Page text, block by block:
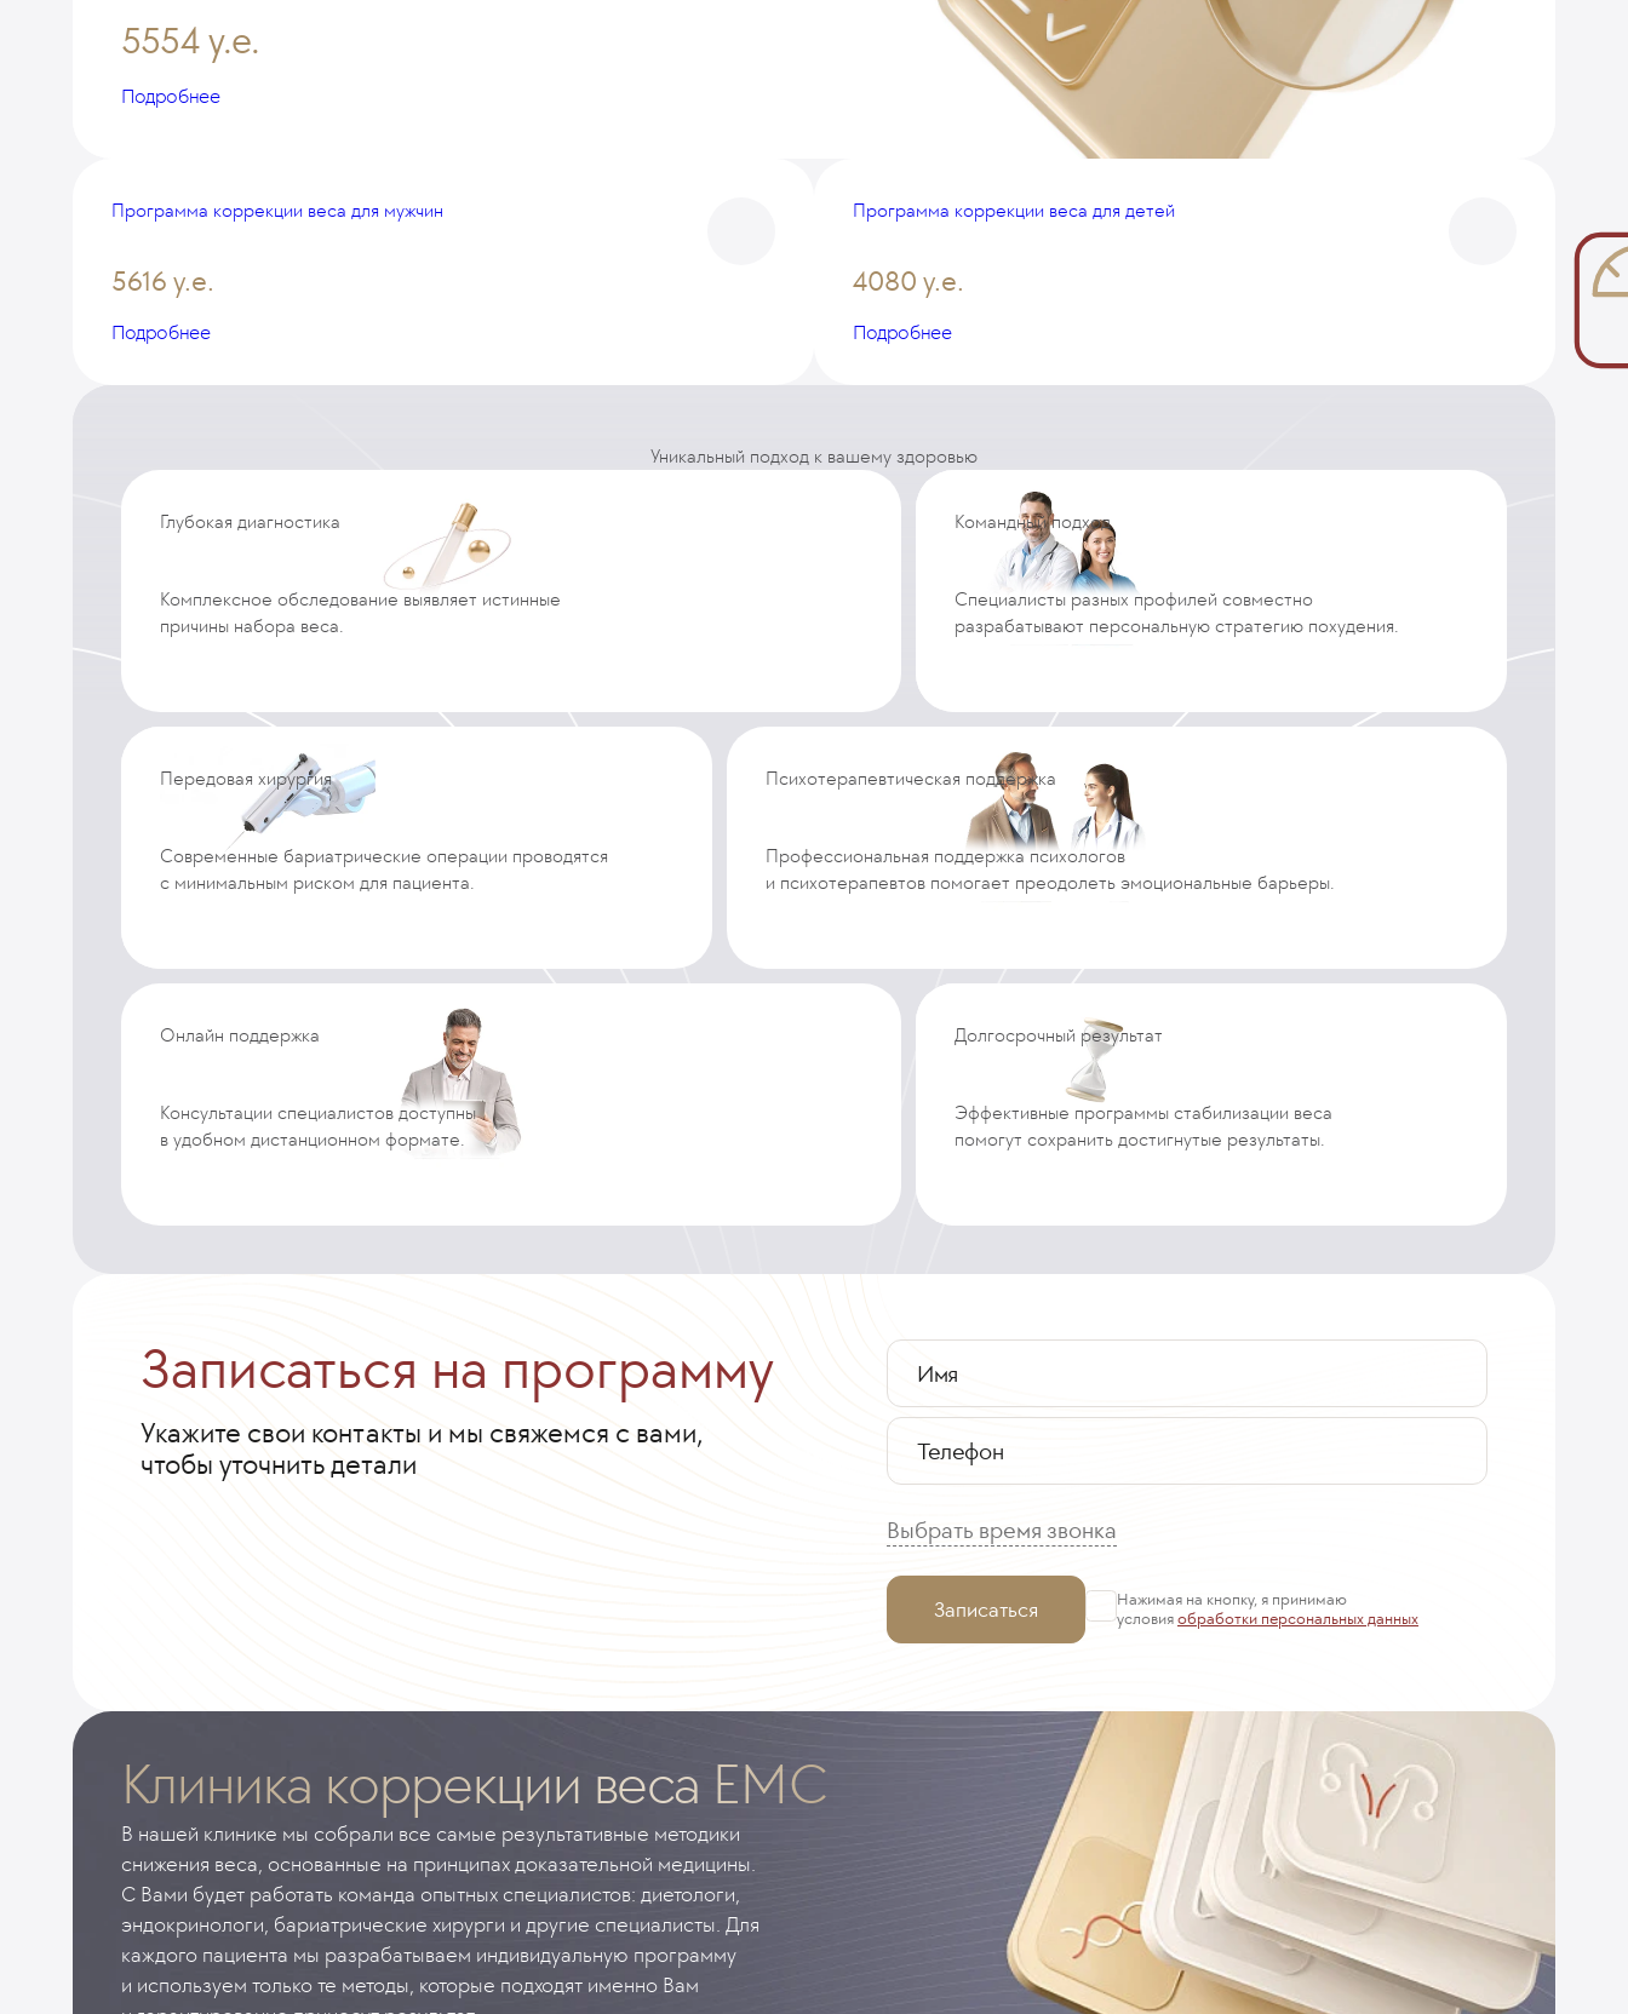
5554 у.е.
Подробнее
Программа коррекции веса для мужчин
5616 у.е.
Подробнее
Программа коррекции веса для детей
4080 у.е.
Подробнее
Уникальный подход к вашему здоровью
Глубокая диагностика
Комплексное обследование выявляет истинные
причины набора веса.
Командный подход
Специалисты разных профилей совместно
разрабатывают персональную стратегию похудения.
Передовая хирургия
Современные бариатрические операции проводятся
с минимальным риском для пациента.
Психотерапевтическая поддержка
Профессиональная поддержка психологов
и психотерапевтов помогает преодолеть эмоциональные барьеры.
Онлайн поддержка
Консультации специалистов доступны
в удобном дистанционном формате.
Долгосрочный результат
Эффективные программы стабилизации веса
помогут сохранить достигнутые результаты.
Записаться на программу
Укажите свои контакты и мы свяжемся с вами,
чтобы уточнить детали
Имя
Телефон
Выбрать время звонка
Нажимая на кнопку, я принимаю
условияобработки персональных данных
Записаться
Клиника коррекции веса EMC
В нашей клинике мы собрали все самые результативные методики
снижения веса, основанные на принципах доказательной медицины.
С Вами будет работать команда опытных специалистов: диетологи,
эндокринологи, бариатрические хирурги и другие специалисты. Для
каждого пациента мы разрабатываем индивидуальную программу
и используем только те методы, которые подходят именно Вам